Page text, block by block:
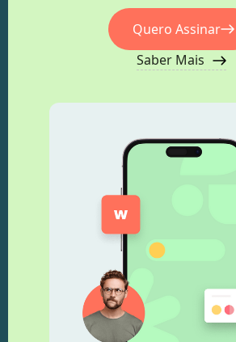
Quero Assinar
Saber Mais